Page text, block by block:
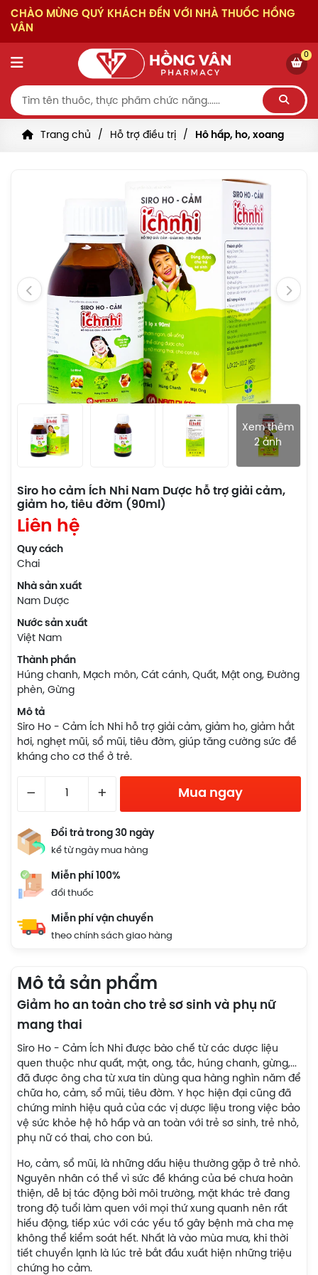
CHÀO MỪNG QUÝ KHÁCH ĐẾN VỚI NHÀ THUỐC HỒNG
VÂN
0
Trang chủ Hỗ trợ điều trị Hô hấp, ho, xoang
Xem thêm
2 ảnh
Siro ho cảm Ích Nhi Nam Dược hỗ trợ giải cảm,
giảm ho, tiêu đờm (90ml)
Liên hệ
Quy cách
Chai
Nhà sản xuất
Nam Dược
Nước sản xuất
Việt Nam
Thành phần
Húng chanh, Mạch môn, Cát cánh, Quất, Mật ong, Đường
phèn, Gừng
Mô tả
Siro Ho - Cảm Ích Nhi hỗ trợ giải cảm, giảm ho, giảm hắt
hơi, nghẹt mũi, sổ mũi, tiêu đờm, giúp tăng cường sức đề
kháng cho cơ thể ở trẻ.
– + Mua ngay
Đổi trả trong 30 ngày
kể từ ngày mua hàng
Miễn phí 100%
đổi thuốc
Miễn phí vận chuyển
theo chính sách giao hàng
Mô tả sản phẩm
Giảm ho an toàn cho trẻ sơ sinh và phụ nữ
mang thai
Siro Ho - Cảm Ích Nhi được bào chế từ các dược liệu
quen thuộc như quất, mật, ong, tắc, húng chanh, gừng,...
đã được ông cha từ xưa tin dùng qua hàng nghìn năm để
chữa ho, cảm, sổ mũi, tiêu đờm. Y học hiện đại cũng đã
chứng minh hiệu quả của các vị dược liệu trong việc bảo
vệ sức khỏe hệ hô hấp và an toàn với trẻ sơ sinh, trẻ nhỏ,
phụ nữ có thai, cho con bú.
Ho, cảm, sổ mũi, là những dấu hiệu thường gặp ở trẻ nhỏ.
Nguyên nhân có thể vì sức đề kháng của bé chưa hoàn
thiện, dễ bị tác động bởi môi trường, mặt khác trẻ đang
trong độ tuổi làm quen với mọi thứ xung quanh nên rất
hiếu động, tiếp xúc với các yếu tố gây bệnh mà cha mẹ
không thể kiểm soát hết. Nhất là vào mùa mưa, khi thời
tiết chuyển lạnh là lúc trẻ bắt đầu xuất hiện những triệu
chứng ho cảm.